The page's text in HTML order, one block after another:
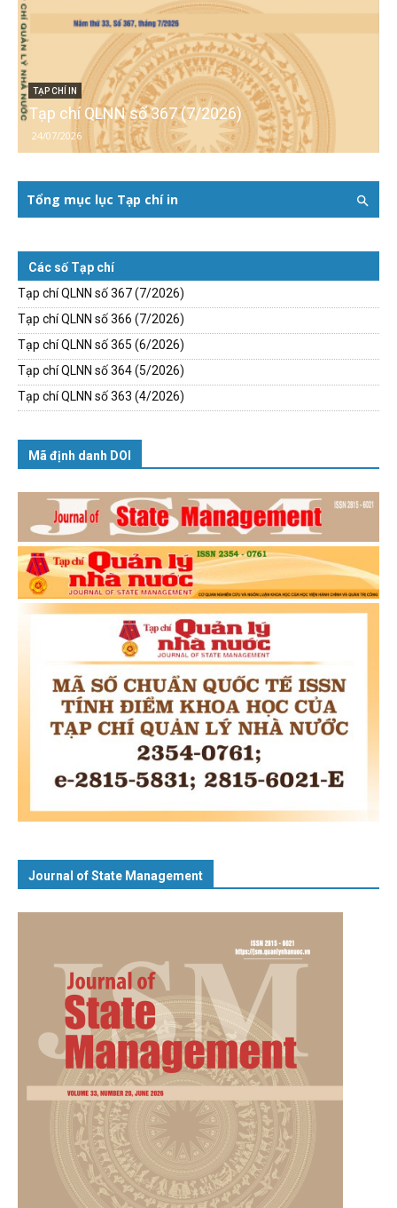
TẠP CHÍ IN
Tạp chí QLNN số 367 (7/2026)
24/07/2026
Tổng mục lục Tạp chí in
Các số Tạp chí
Tạp chí QLNN số 367 (7/2026)
Tạp chí QLNN số 366 (7/2026)
Tạp chí QLNN số 365 (6/2026)
Tạp chí QLNN số 364 (5/2026)
Tạp chí QLNN số 363 (4/2026)
Mã định danh DOI
Journal of State Management